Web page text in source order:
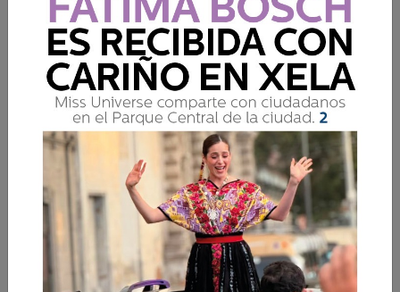
En la sala de espera
Silvia Morales Paniagua 9 Junio 2025 16:00
Comparte